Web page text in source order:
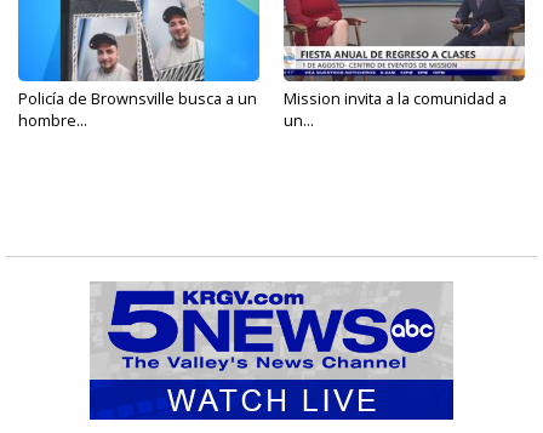
Policía de Brownsville busca a un
hombre...
Mission invita a la comunidad a
un...